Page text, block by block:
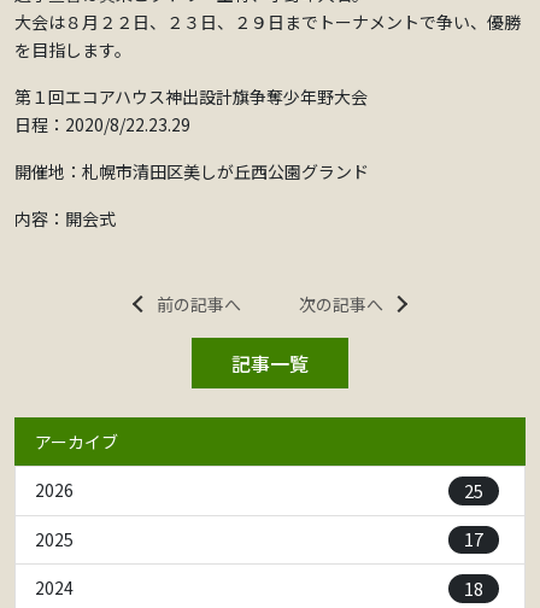
大会は８月２２日、２３日、２９日までトーナメントで争い、優勝
を目指します。
第１回エコアハウス神出設計旗争奪少年野大会
日程：2020/8/22.23.29
開催地：札幌市清田区美しが丘西公園グランド
内容：開会式
前の記事へ 次の記事へ
記事一覧
アーカイブ
2026
25
2025 17
2024 18